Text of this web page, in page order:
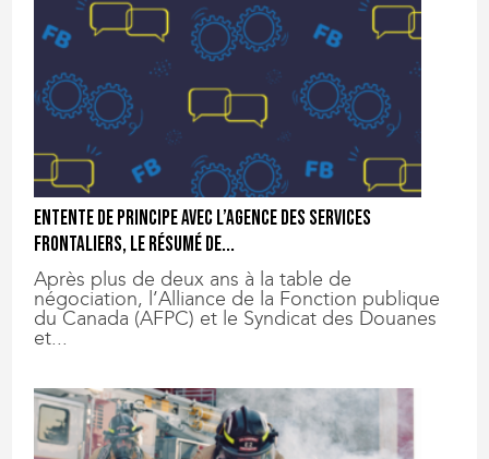
Entente de principe avec l’Agence des services
frontaliers, le résumé de...
Après plus de deux ans à la table de
négociation, l’Alliance de la Fonction publique
du Canada (AFPC) et le Syndicat des Douanes
et...